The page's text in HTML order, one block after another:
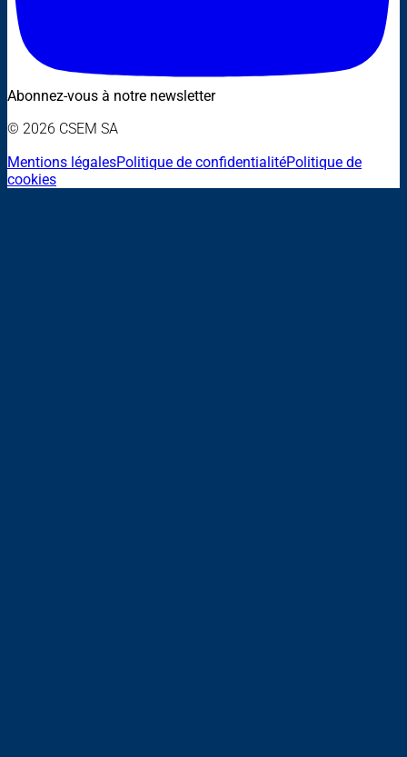
Abonnez-vous à notre newsletter
© 2026 CSEM SA
Mentions légalesPolitique de confidentialitéPolitique de
cookies